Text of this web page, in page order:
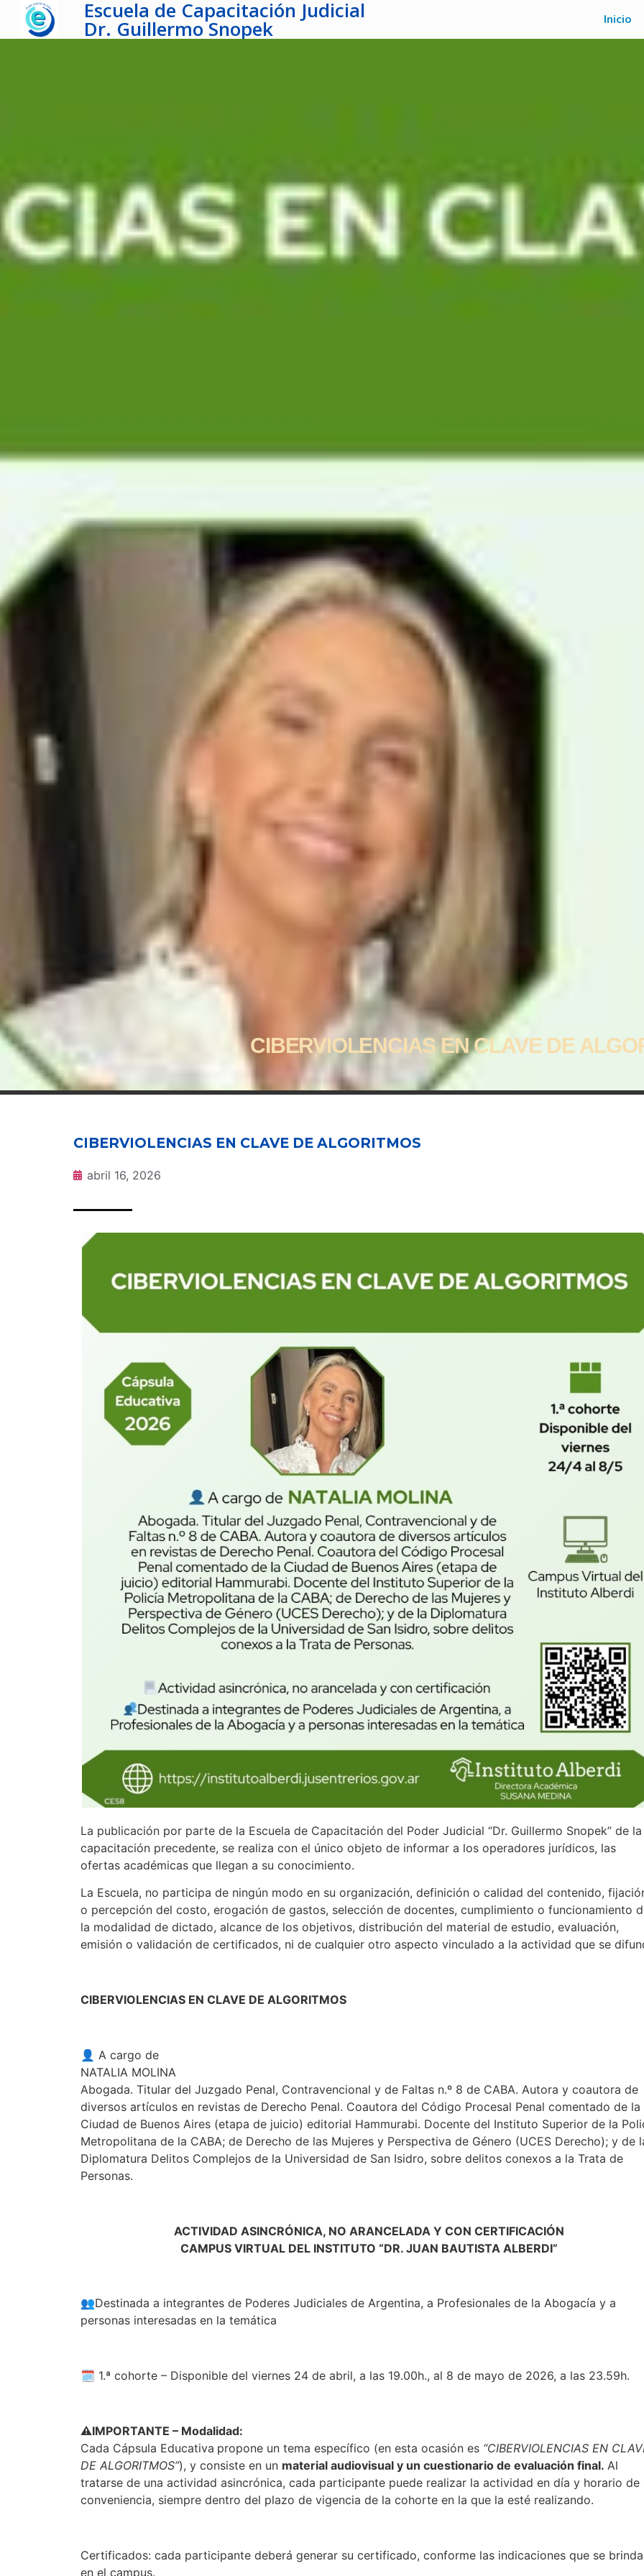
Escuela de Capacitación Judicial
Dr. Guillermo Snopek Inicio
CIBERVIOLENCIAS EN CLAVE DE
CIBERVIOLENCIAS EN CLAVE DE ALGORITMOS
abril 16, 2026
La publicación por parte de la Escuela de Capacitación del Poder Judicial “Dr. Guillermo Snopek” de la
capacitación precedente, se realiza con el único objeto de informar a los operadores jurídicos, las
ofertas académicas que llegan a su conocimiento.
La Escuela, no participa de ningún modo en su organización, definición o calidad del contenido,
o percepción del costo, erogación de gastos, selección de docentes, cumplimiento o funcionamiento
la modalidad de dictado, alcance de los objetivos, distribución del material de estudio, evaluación,
emisión o validación de certificados, ni de cualquier otro aspecto vinculado a la actividad que se
CIBERVIOLENCIAS EN CLAVE DE ALGORITMOS
👤 A cargo de
NATALIA MOLINA
Abogada. Titular del Juzgado Penal, Contravencional y de Faltas n.º 8 de CABA. Autora y coautora de
diversos artículos en revistas de Derecho Penal. Coautora del Código Procesal Penal comentado de la
Ciudad de Buenos Aires (etapa de juicio) editorial Hammurabi. Docente del Instituto Superior de la
Metropolitana de la CABA; de Derecho de las Mujeres y Perspectiva de Género (UCES Derecho); y de
Diplomatura Delitos Complejos de la Universidad de San Isidro, sobre delitos conexos a la Trata de
Personas.
ACTIVIDAD ASINCRÓNICA, NO ARANCELADA Y CON CERTIFICACIÓN
CAMPUS VIRTUAL DEL INSTITUTO “DR. JUAN BAUTISTA ALBERDI”
👥Destinada a integrantes de Poderes Judiciales de Argentina, a Profesionales de la Abogacía y a
personas interesadas en la temática
🗓️ 1.ª cohorte – Disponible del viernes 24 de abril, a las 19.00h., al 8 de mayo de 2026, a las 23.59h.
⚠️IMPORTANTE – Modalidad:
Cada Cápsula Educativa propone un tema específico (en esta ocasión es “CIBERVIOLENCIAS EN
DE ALGORITMOS”), y consiste en un material audiovisual y un cuestionario de evaluación final. Al
tratarse de una actividad asincrónica, cada participante puede realizar la actividad en día y horario de
conveniencia, siempre dentro del plazo de vigencia de la cohorte en la que la esté realizando.
Certificados: cada participante deberá generar su certificado, conforme las indicaciones que se
en el campus.